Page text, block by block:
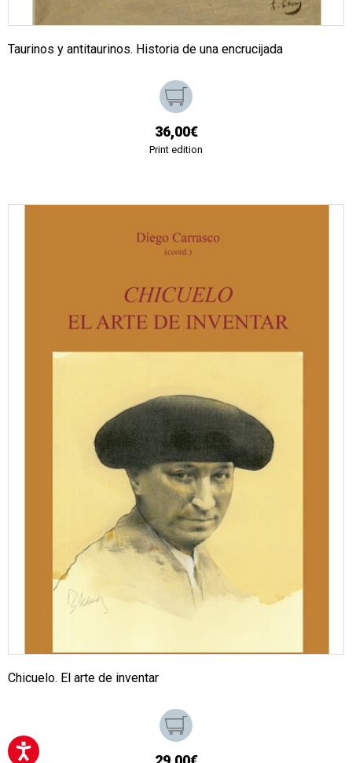
Taurinos y antitaurinos. Historia de una encrucijada
36,00€
Print edition
Chicuelo. El arte de inventar